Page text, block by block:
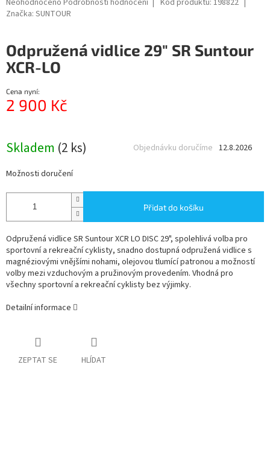
hodnocení
0,0
z
5
Neohodnoceno Podrobnosti hodnocení Kód produktu: 198822
Značka: SUNTOUR
Odpružená vidlice 29" SR Suntour
XCR-LO
Cena nyní:
2 900 Kč
Skladem (2 ks) 12.8.2026
Objednávku doručíme
Možnosti doručení
Přidat do košíku
Odpružená vidlice SR Suntour XCR LO DISC 29", spolehlivá volba pro
sportovní a rekreační cyklisty, snadno dostupná odpružená vidlice s
magnéziovými vnějšími nohami, olejovou tlumící patronou a možností
volby mezi vzduchovým a pružinovým provedením. Vhodná pro
všechny sportovní a rekreační cyklisty bez výjimky.
Detailní informace
ZEPTAT SE HLÍDAT